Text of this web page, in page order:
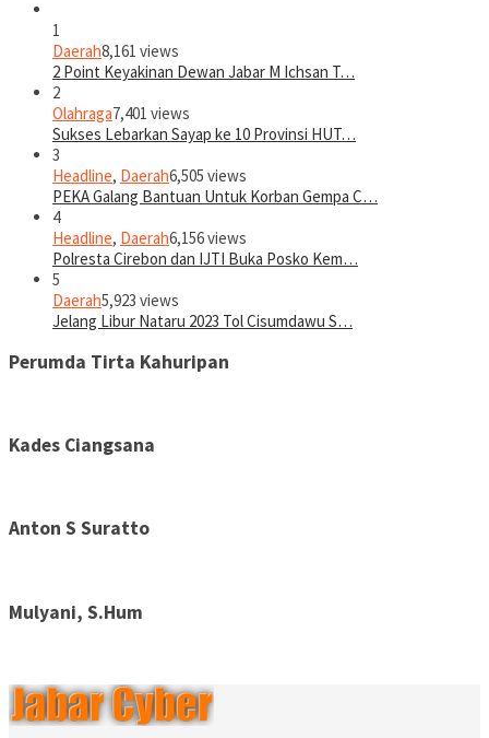
1
Daerah8,161 views
2 Point Keyakinan Dewan Jabar M Ichsan T…
2
Olahraga7,401 views
Sukses Lebarkan Sayap ke 10 Provinsi HUT…
3
Headline, Daerah6,505 views
PEKA Galang Bantuan Untuk Korban Gempa C…
4
Headline, Daerah6,156 views
Polresta Cirebon dan IJTI Buka Posko Kem…
5
Daerah5,923 views
Jelang Libur Nataru 2023 Tol Cisumdawu S…
Perumda Tirta Kahuripan
Kades Ciangsana
Anton S Suratto
Mulyani, S.Hum